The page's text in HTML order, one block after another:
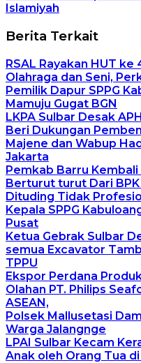
Islamiyah
Berita Terkait
RSAL Rayakan HUT
Olahraga dan Seni,
Pemilik Dapur SPPG
Mamuju Gugat BGN
LKPA Sulbar Desak
Beri Dukungan
Majene dan Wabup
Jakarta
Pemkab Barru Kembali
Berturut turut Dari BPK
Dituding Tidak
Kepala SPPG
Pusat
Ketua Gebrak Sulbar
semua Excavator
TPPU
Ekspor Perdana
Olahan PT. Philips
ASEAN,
Polsek Mallusetasi
Warga Jalangnge
LPAI Sulbar Kecam
Anak oleh Orang Tua